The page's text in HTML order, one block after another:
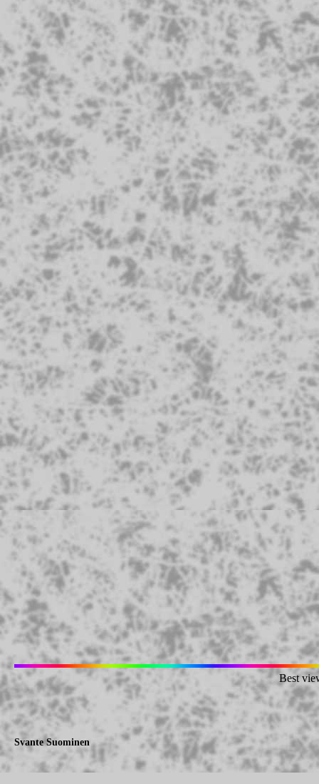
Best
Svante Suominen